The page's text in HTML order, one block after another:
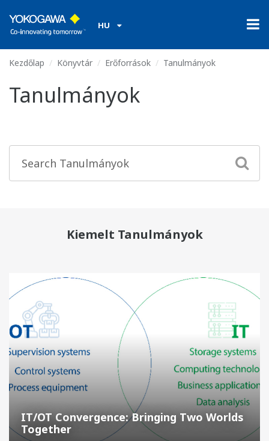
HU
Kezdőlap Könyvtár Erőforrások Tanulmányok
Tanulmányok
Kiemelt Tanulmányok
IT/OT Convergence: Bringing Two Worlds
Together